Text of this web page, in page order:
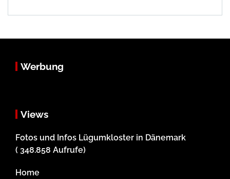
Werbung
Views
Fotos und Infos Lügumkloster in Dänemark
( 348.858 Aufrufe)
Home